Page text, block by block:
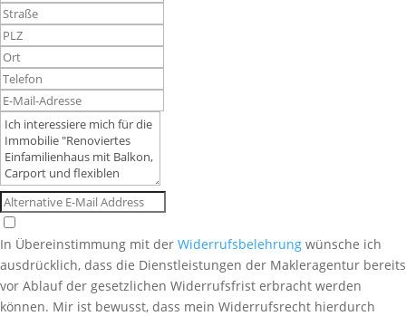
In Übereinstimmung mit der Widerrufsbelehrung wünsche ich
ausdrücklich, dass die Dienstleistungen der Makleragentur bereits
vor Ablauf der gesetzlichen Widerrufsfrist erbracht werden
können. Mir ist bewusst, dass mein Widerrufsrecht hierdurch